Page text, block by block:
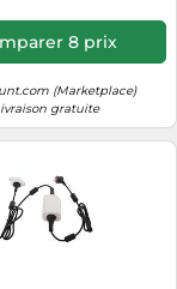
8 prix
(Marketplace)
gratuite